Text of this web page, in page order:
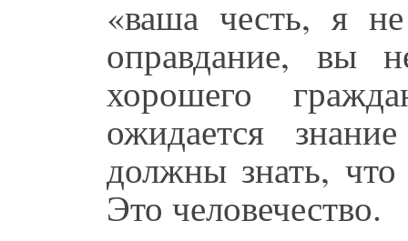
«ваша честь, я
оправдание, вы
хорошего
ожидается
должны знать,
Это человечество.